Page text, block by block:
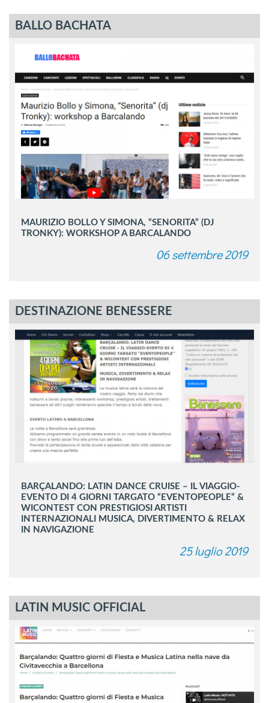
BALLO BACHATA
MAURIZIO BOLLO Y SIMONA, “SENORITA” (DJ
TRONKY): WORKSHOP A BARCALANDO
06 settembre 2019
DESTINAZIONE BENESSERE
BARÇALANDO: LATIN DANCE CRUISE – IL VIAGGIO-
EVENTO DI 4 GIORNI TARGATO “EVENTOPEOPLE” &
WICONTEST CON PRESTIGIOSI ARTISTI
INTERNAZIONALI MUSICA, DIVERTIMENTO & RELAX
IN NAVIGAZIONE
25 luglio 2019
LATIN MUSIC OFFICIAL